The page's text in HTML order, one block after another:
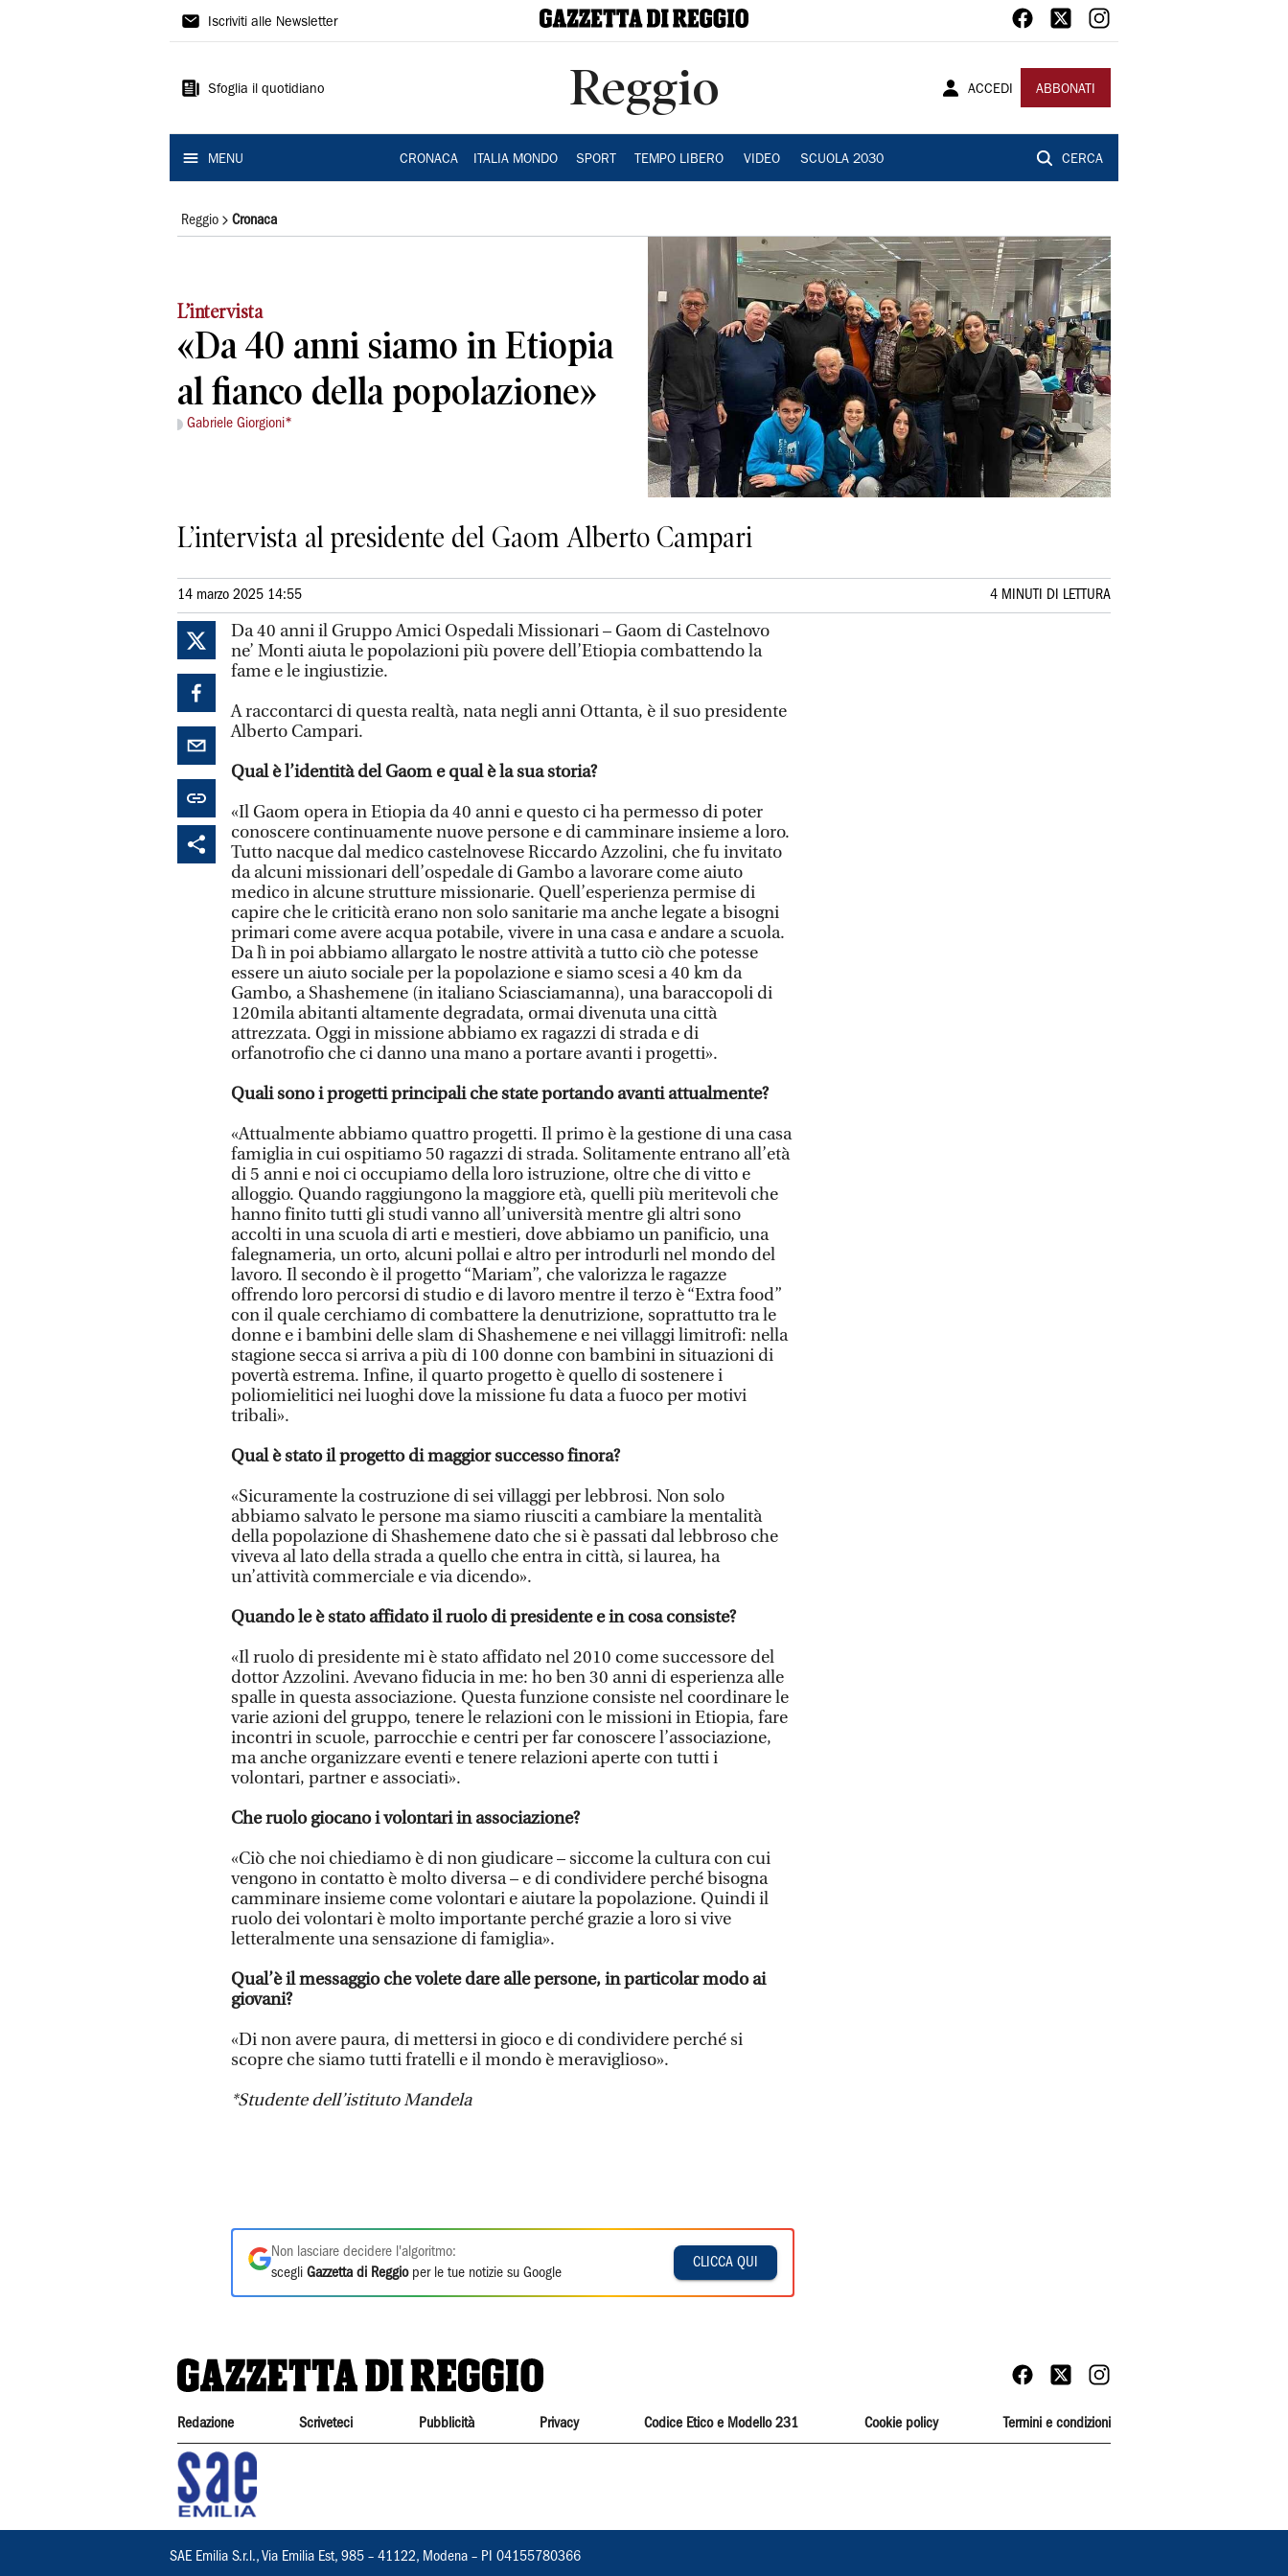
Gazzetta
Reggio
Iscriviti alle Newsletter
Sfoglia il quotidiano Reggio ACCEDI ABBONATI
MENU CRONACA ITALIA MONDO SPORT TEMPO LIBERO VIDEO SCUOLA 2030 CERCA
Reggio Cronaca
L’intervista
«Da 40 anni siamo in Etiopia
al fianco della popolazione»
Gabriele Giorgioni*
L’intervista al presidente del Gaom Alberto Campari
14 marzo 2025 14:55 4 MINUTI DI LETTURA
Da 40 anni il Gruppo Amici Ospedali Missionari – Gaom di Castelnovo
ne’ Monti aiuta le popolazioni più povere dell’Etiopia combattendo la
fame e le ingiustizie.
A raccontarci di questa realtà, nata negli anni Ottanta, è il suo presidente
Alberto Campari.
Qual è l’identità del Gaom e qual è la sua storia?
«Il Gaom opera in Etiopia da 40 anni e questo ci ha permesso di poter
conoscere continuamente nuove persone e di camminare insieme a loro.
Tutto nacque dal medico castelnovese Riccardo Azzolini, che fu invitato
da alcuni missionari dell’ospedale di Gambo a lavorare come aiuto
medico in alcune strutture missionarie. Quell’esperienza permise di
capire che le criticità erano non solo sanitarie ma anche legate a bisogni
primari come avere acqua potabile, vivere in una casa e andare a scuola.
Da lì in poi abbiamo allargato le nostre attività a tutto ciò che potesse
essere un aiuto sociale per la popolazione e siamo scesi a 40 km da
Gambo, a Shashemene (in italiano Sciasciamanna), una baraccopoli di
120mila abitanti altamente degradata, ormai divenuta una città
attrezzata. Oggi in missione abbiamo ex ragazzi di strada e di
orfanotrofio che ci danno una mano a portare avanti i progetti».
Quali sono i progetti principali che state portando avanti attualmente?
«Attualmente abbiamo quattro progetti. Il primo è la gestione di una casa
famiglia in cui ospitiamo 50 ragazzi di strada. Solitamente entrano all’età
di 5 anni e noi ci occupiamo della loro istruzione, oltre che di vitto e
alloggio. Quando raggiungono la maggiore età, quelli più meritevoli che
hanno finito tutti gli studi vanno all’università mentre gli altri sono
accolti in una scuola di arti e mestieri, dove abbiamo un panificio, una
falegnameria, un orto, alcuni pollai e altro per introdurli nel mondo del
lavoro. Il secondo è il progetto “Mariam”, che valorizza le ragazze
offrendo loro percorsi di studio e di lavoro mentre il terzo è “Extra food”
con il quale cerchiamo di combattere la denutrizione, soprattutto tra le
donne e i bambini delle slam di Shashemene e nei villaggi limitrofi: nella
stagione secca si arriva a più di 100 donne con bambini in situazioni di
povertà estrema. Infine, il quarto progetto è quello di sostenere i
poliomielitici nei luoghi dove la missione fu data a fuoco per motivi
tribali».
Qual è stato il progetto di maggior successo finora?
«Sicuramente la costruzione di sei villaggi per lebbrosi. Non solo
abbiamo salvato le persone ma siamo riusciti a cambiare la mentalità
della popolazione di Shashemene dato che si è passati dal lebbroso che
viveva al lato della strada a quello che entra in città, si laurea, ha
un’attività commerciale e via dicendo».
Quando le è stato affidato il ruolo di presidente e in cosa consiste?
«Il ruolo di presidente mi è stato affidato nel 2010 come successore del
dottor Azzolini. Avevano fiducia in me: ho ben 30 anni di esperienza alle
spalle in questa associazione. Questa funzione consiste nel coordinare le
varie azioni del gruppo, tenere le relazioni con le missioni in Etiopia, fare
incontri in scuole, parrocchie e centri per far conoscere l’associazione,
ma anche organizzare eventi e tenere relazioni aperte con tutti i
volontari, partner e associati».
Che ruolo giocano i volontari in associazione?
«Ciò che noi chiediamo è di non giudicare – siccome la cultura con cui
vengono in contatto è molto diversa – e di condividere perché bisogna
camminare insieme come volontari e aiutare la popolazione. Quindi il
ruolo dei volontari è molto importante perché grazie a loro si vive
letteralmente una sensazione di famiglia».
Qual’è il messaggio che volete dare alle persone, in particolar modo ai
giovani?
«Di non avere paura, di mettersi in gioco e di condividere perché si
scopre che siamo tutti fratelli e il mondo è meraviglioso».
*Studentedell’istituto Mandela
Non lasciare decidere l'algoritmo:
scegli Gazzetta di Reggioper le tue notizie su Google
CLICCA QUI
Redazione Scriveteci Pubblicità Privacy Codice Etico e Modello 231 Cookie policy Termini e condizioni
SAE Emilia S.r.l., Via Emilia Est, 985 – 41122, Modena – PI 04155780366